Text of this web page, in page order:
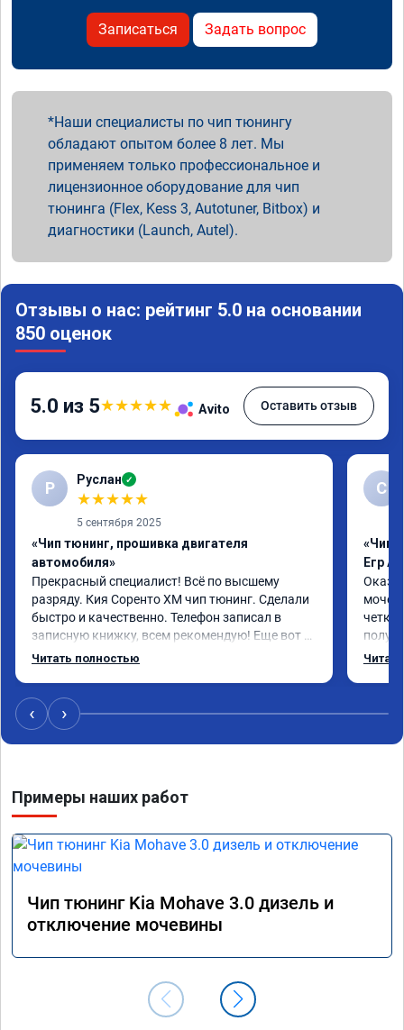
Записаться Задать вопрос
Наши специалисты по чип тюнингу
обладают опытом более 8 лет. Мы
применяем только профессиональное и
лицензионное оборудование для чип
тюнинга (Flex, Kess 3, Autotuner, Bitbox) и
диагностики (Launch, Autel).
Отзывы о нас: рейтинг 5.0 на основании
850 оценок
5.0 из 5★★★★★ Avito Оставить отзыв
Р Руслан ✓
★★★★★
5 сентября 2025
«Чип тюнинг, прошивка двигателя
автомобиля»
Прекрасный специалист! Всё по высшему
разряду. Кия Соренто XM чип тюнинг. Сделали
быстро и качественно. Телефон записал в
записную книжку, всем рекомендую! Еще вот
поеду в ближайшее дни брата Мазду 6 2016 год
Читать полностью
С
«Чип
Егр
четко.
‹ ›
Примеры наших работ
Чип тюнинг Kia Mohave 3.0 дизель и
отключение мочевины